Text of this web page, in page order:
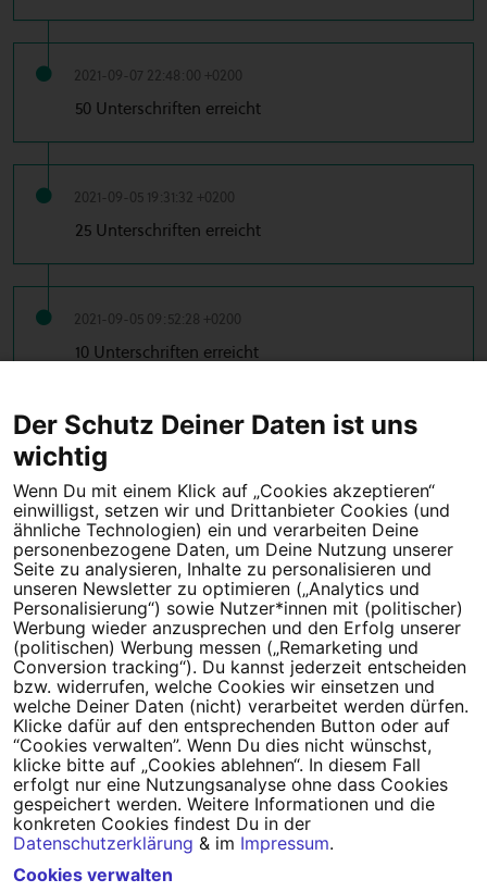
2021-09-07 22:48:00 +0200
50 Unterschriften erreicht
2021-09-05 19:31:32 +0200
25 Unterschriften erreicht
2021-09-05 09:52:28 +0200
10 Unterschriften erreicht
Tipps für deine Petition
Darum WeAct
Partnerprogramm
Erfolgreiche Petitionen
FAQs
Nutzungsbedingungen
Datenschutz
Impressum
Cookie-Einstellungen
Powered byCampact
Der Schutz Deiner Daten ist uns
wichtig
Wenn Du mit einem Klick auf „Cookies akzeptieren“
einwilligst, setzen wir und Drittanbieter Cookies (und
ähnliche Technologien) ein und verarbeiten Deine
personenbezogene Daten, um Deine Nutzung unserer
Seite zu analysieren, Inhalte zu personalisieren und
unseren Newsletter zu optimieren („Analytics und
Personalisierung“) sowie Nutzer*innen mit (politischer)
Werbung wieder anzusprechen und den Erfolg unserer
(politischen) Werbung messen („Remarketing und
Conversion tracking“). Du kannst jederzeit entscheiden
bzw. widerrufen, welche Cookies wir einsetzen und
welche Deiner Daten (nicht) verarbeitet werden dürfen.
Klicke dafür auf den entsprechenden Button oder auf
“Cookies verwalten”. Wenn Du dies nicht wünschst,
klicke bitte auf „Cookies ablehnen“. In diesem Fall
erfolgt nur eine Nutzungsanalyse ohne dass Cookies
gespeichert werden. Weitere Informationen und die
konkreten Cookies findest Du in der
Datenschutzerklärung & im Impressum.
Cookies verwalten